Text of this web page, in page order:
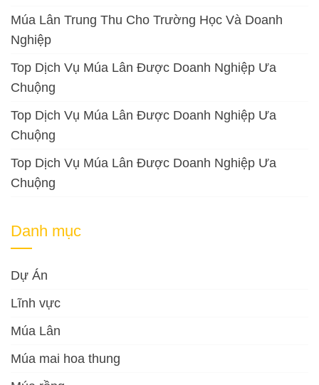
Múa Lân Trung Thu Cho Trường Học Và Doanh
Nghiệp
Top Dịch Vụ Múa Lân Được Doanh Nghiệp Ưa
Chuộng
Top Dịch Vụ Múa Lân Được Doanh Nghiệp Ưa
Chuộng
Top Dịch Vụ Múa Lân Được Doanh Nghiệp Ưa
Chuộng
Danh mục
Dự Án
Lĩnh vực
Múa Lân
Múa mai hoa thung